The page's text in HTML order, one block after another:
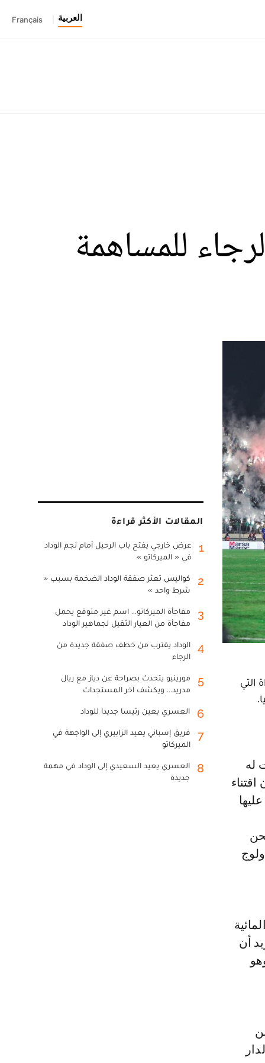
العربية Français
للمساهمة
التي
أن
المقالات الأكثر قراءة
1
عرض خارجي يفتح باب الرحيل أمام نجم الوداد
في « الميركاتو »
2
كواليس تعثر صفقة الوداد الضخمة بسبب «
شرط واحد »
3
مفاجأة الميركاتو... اسم غير متوقع يحمل
مفاجأة من العيار الثقيل لجماهير الوداد
4
الوداد يقترب من خطف صفقة جديدة من
الرجاء
5
مورينيو يتحدث بصراحة عن دياز مع ريال
مدريد... ويكشف آخر المستجدات
6 العسري يعين رئيسا جديدا للوداد
7
فريق إسباني يعيد الزابيري إلى الواجهة في
الميركاتو
8
العسري يعيد السعيدي إلى الوداد في مهمة
جديدة